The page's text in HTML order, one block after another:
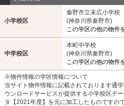
小学校区
秦野市立末広小学校
(神奈川県秦野市)
この学区の他の物件
中学校区
本町中学校
(神奈川県秦野市)
この学区の他の物件
※物件情報の学区情報について
当サイト物件情報に記載されております通
ウンロードサービスが提供する小学校区デ
タ【2021年度】を元に加工したものですの